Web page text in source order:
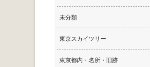
未分類
東京スカイツリー
東京都内・名所・旧跡